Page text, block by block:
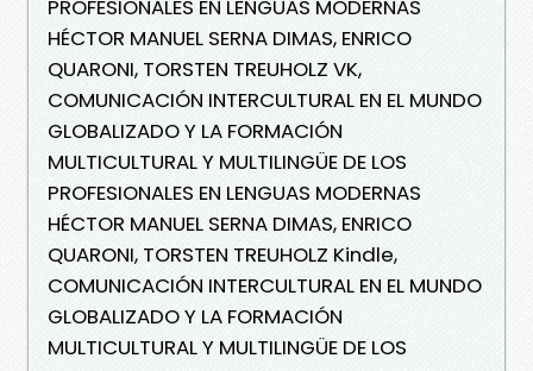
PROFESIONALES EN LENGUAS MODERNAS
HÉCTOR MANUEL SERNA DIMAS, ENRICO
QUARONI, TORSTEN TREUHOLZ VK,
COMUNICACIÓN INTERCULTURAL EN EL MUNDO
GLOBALIZADO Y LA FORMACIÓN
MULTICULTURAL Y MULTILINGÜE DE LOS
PROFESIONALES EN LENGUAS MODERNAS
HÉCTOR MANUEL SERNA DIMAS, ENRICO
QUARONI, TORSTEN TREUHOLZ Kindle,
COMUNICACIÓN INTERCULTURAL EN EL MUNDO
GLOBALIZADO Y LA FORMACIÓN
MULTICULTURAL Y MULTILINGÜE DE LOS